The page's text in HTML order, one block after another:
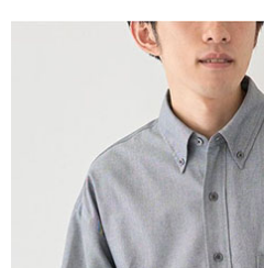
消。如遇「轉專審核」未通過狀況，表
1.分期款項不併入電信帳單，「大哥付
2.透過簡訊連結打開帳單後，可選擇「
帳／街口支付／iPASS MONEY」等通路
【注意事項】
1.本服務係由「台灣大哥大股份有限公
用戶於交易時，得透過本服務購買商品
買賣價金債權讓與本公司後，依約使用
１．簡單：不需註冊會員、不需綁卡、
２．便利：只要手機號碼，簡訊認證，即
３．安心：先確認商品／服務後，再付款
【「AFTEE先享後付」結帳流程】
１．於結帳方式選擇「AFTEE先享後付
結帳頁面，進行簡訊認證並確認金額後
２．訂單成立數日內，您將收到繳費通知
３．收到繳費通知簡訊後14天內，點擊
ATM／網路銀行／等多元方式進行付款
※ 請注意：結帳手續完成當下不需立刻
購買商品的店家。未經商家同意取消之
後付繳納相關費用。
每筆NT$60，滿NT$388(含以上)免
每筆NT$60，滿NT$388(含以上)免
萊爾富取貨付款
每筆NT$60，滿NT$888(含以上)免